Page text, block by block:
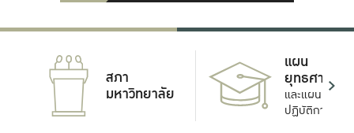
สภา
มหาวิทยาลัย
แผน
ยุทธศาสตร์
และแผน
ปฏิบัติการ